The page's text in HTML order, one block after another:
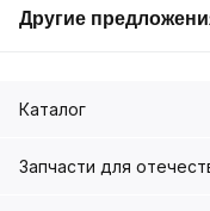
Другие
Каталог
Запчасти для